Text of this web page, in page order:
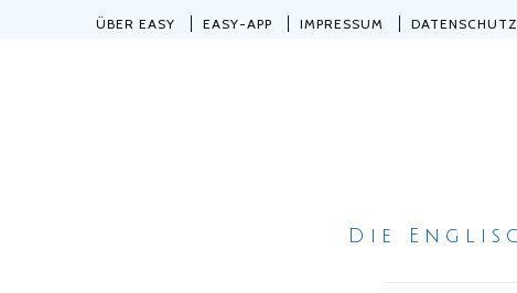
ÜBER EASY EASY-APP IMPRESSUM
Die